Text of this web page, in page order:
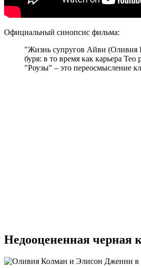
Официальный синопсис фильма:
"Жизнь супругов Айви (Оливия
буря: в то время как карьера
"Роузы" – это переосмысление
Недооцененная черная